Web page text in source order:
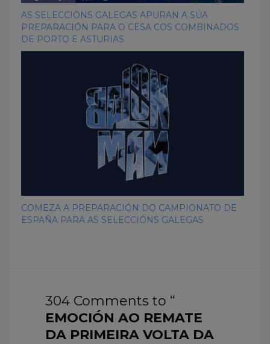
AS SELECCIÓNS GALEGAS APURAN A SÚA
PREPARACIÓN PARA O CESA COS COMBINADOS
DE PORTO E ASTURIAS
COMEZA A PREPARACIÓN DO CAMPIONATO DE
ESPAÑA PARA AS SELECCIÓNS GALEGAS
304 Comments to “
EMOCIÓN AO REMATE
DA PRIMEIRA VOLTA DA